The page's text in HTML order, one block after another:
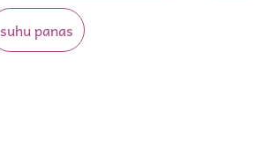
suhu panas